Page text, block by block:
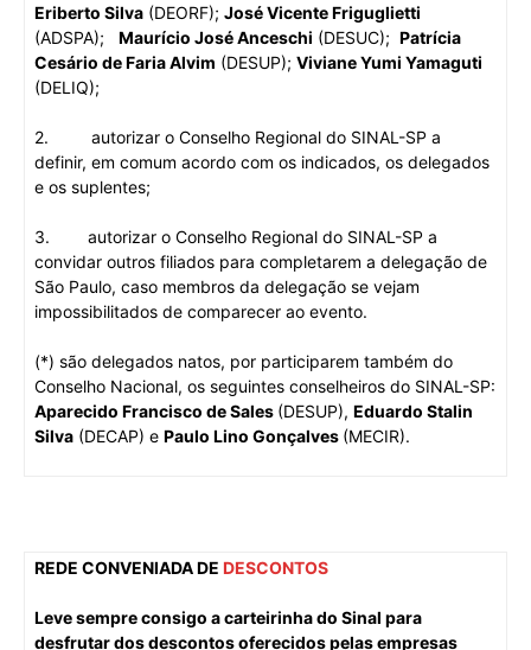
Eriberto Silva (DEORF); José Vicente Friguglietti
(ADSPA);
Maurício José Anceschi (DESUC); Patrícia
Cesário de Faria Alvim (DESUP); Viviane Yumi Yamaguti
(DELIQ);
2.
autorizar o Conselho Regional do SINAL-SP a
definir, em comum acordo com os indicados, os delegados
e os suplentes;
3.
autorizar o Conselho Regional do SINAL-SP a
convidar outros filiados para completarem a delegação de
São Paulo, caso membros da delegação se vejam
impossibilitados de comparecer ao evento.
(*) são delegados natos, por participarem também do
Conselho Nacional, os seguintes conselheiros do SINAL-SP:
Aparecido Francisco de Sales (DESUP), Eduardo Stalin
Silva (DECAP) e Paulo Lino Gonçalves (MECIR).
REDE CONVENIADA DE DESCONTOS
Leve sempre consigo a carteirinha do Sinal para
desfrutar dos descontos oferecidos pelas empresas